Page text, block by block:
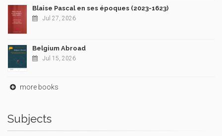
Blaise Pascal en ses époques (2023-1623)
Jul 27, 2026
Belgium Abroad
Jul 15, 2026
more books
Subjects